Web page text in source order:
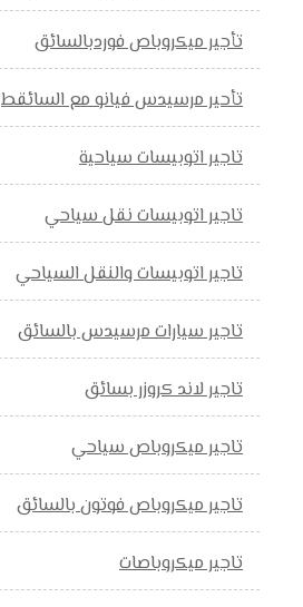
تأجير ميكروباص فوردبالسائق
تأحير مرسيدس فيانو مع السائقط
تاجير اتوبيسات سياحية
تاجير اتوبيسات نقل سياحي
تاجير اتوبيسات والنقل السياحي
تاجير سيارات مرسيدس بالسائق
تاجير لاند كروزر بسائق
تاجير ميكروباص سياحي
تاجير ميكروباص فوتون بالسائق
تاجير ميكروباصات